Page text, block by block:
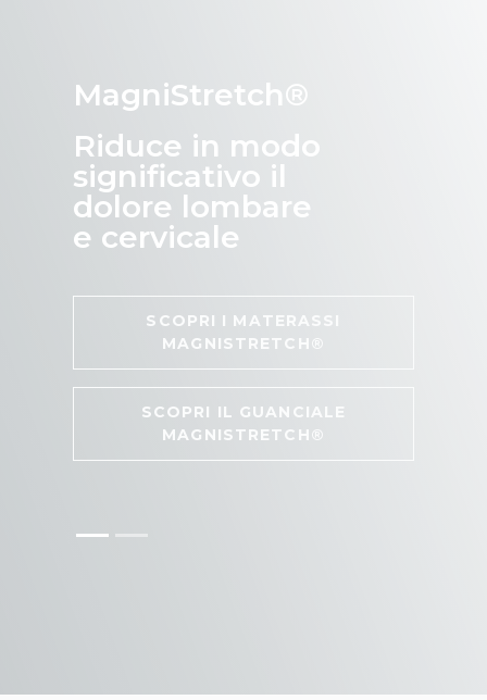
MagniStretch®
Riduce in modo
significativo il
dolore lombare
e cervicale
SCOPRI I MATERASSI
MAGNISTRETCH®
SCOPRI IL GUANCIALE
MAGNISTRETCH®